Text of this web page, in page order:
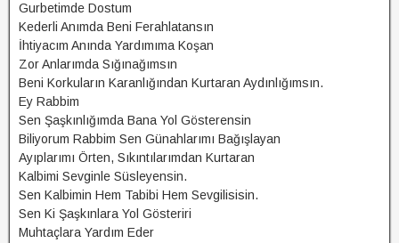
Gurbetimde Dostum
Kederli Anımda Beni Ferahlatansın
İhtiyacım Anında Yardımıma Koşan
Zor Anlarımda Sığınağımsın
Beni Korkuların Karanlığından Kurtaran Aydınlığımsın.
Ey Rabbim
Sen Şaşkınlığımda Bana Yol Gösterensin
Biliyorum Rabbim Sen Günahlarımı Bağışlayan
Ayıplarımı Örten, Sıkıntılarımdan Kurtaran
Kalbimi Sevginle Süsleyensin.
Sen Kalbimin Hem Tabibi Hem Sevgilisisin.
Sen Ki Şaşkınlara Yol Gösteriri
Muhtaçlara Yardım Eder